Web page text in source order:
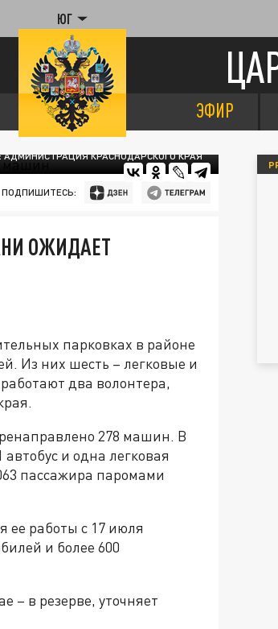
ЮГ
ЭФИР
КРАСНОДАРСКОГО КРАЯ
ПОДПИШИТЕСЬ:
ОЖИДАЕТ
парковках в районе
Из них шесть – легковые и
два волонтера,
278 машин. В
и одна легковая
пассажира паромами
ее работы с 17 июля
и более 600
– в резерве, уточняет